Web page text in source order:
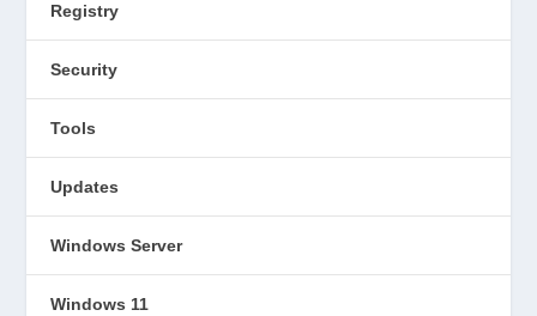
Registry
Security
Tools
Updates
Windows Server
Windows 11